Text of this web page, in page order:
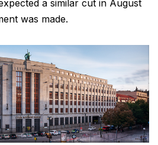
a similar cut in August
was made.